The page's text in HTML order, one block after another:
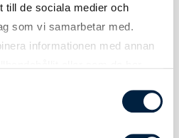
till de sociala medier och
som vi samarbetar med.
informationen med annan